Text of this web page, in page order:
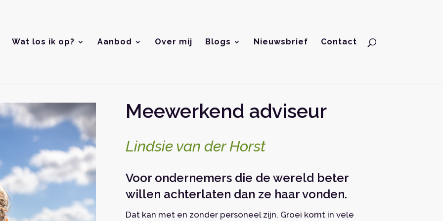
Wat los ik op? Aanbod Over mij Blogs Nieuwsbrief Contact
Meewerkend adviseur
Lindsie van der Horst
Voor ondernemers die de wereld beter
willen achterlaten dan ze haar vonden.
Dat kan met en zonder personeel zijn. Groei komt in vele